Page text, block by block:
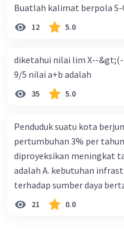
Buatlah kalimat berpola S-
12 5.0
diketahui nilai lim X--&gt;(-
9/5 nilai a+b adalah
35 5.0
Penduduk suatu kota
pertumbuhan 3% per
diproyeksikan meningkat
adalah A. kebutuhan
terhadap sumber daya
eksponensial berdampak
memengaruhi tata ruang
21 0.0